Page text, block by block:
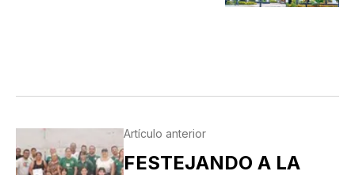
Artículo anterior
FESTEJANDO A LA